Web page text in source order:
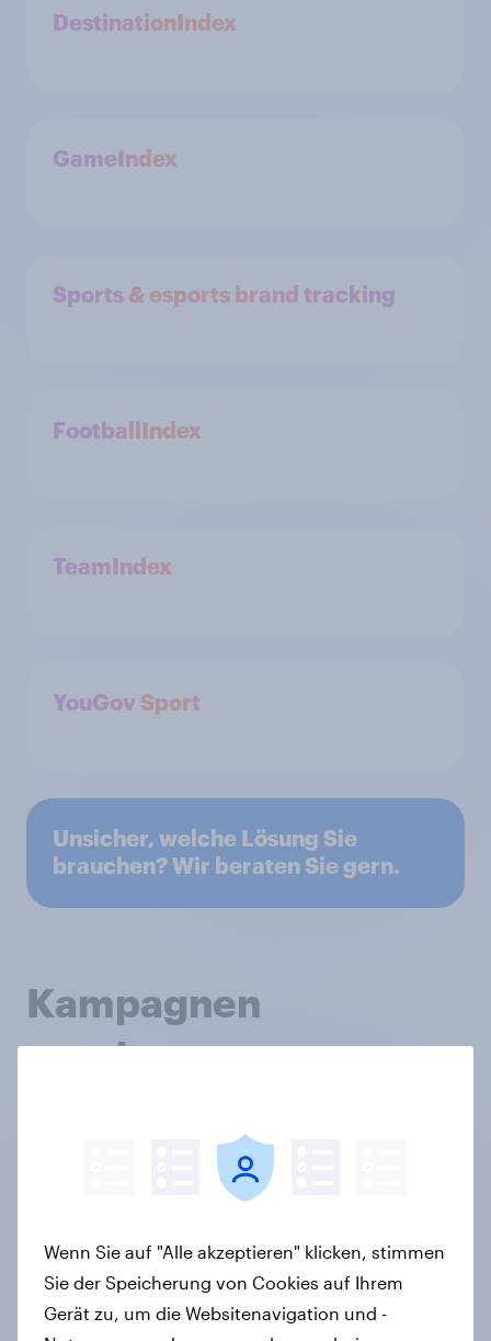
DestinationIndex
GameIndex
Sports & esports brand tracking
FootballIndex
TeamIndex
YouGov Sport
Unsicher, welche Lösung Sie
brauchen? Wir beraten Sie gern.
Kampagnen
aussteuern
Wenn Sie auf "Alle akzeptieren" klicken, stimmen
Sie der Speicherung von Cookies auf Ihrem
Gerät zu, um die Websitenavigation und -